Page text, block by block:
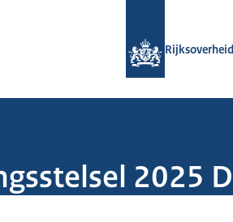
Rijksoverheid
2025